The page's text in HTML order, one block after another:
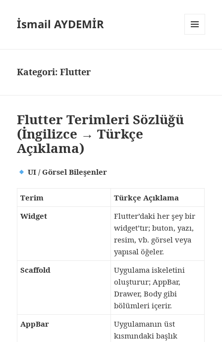
İsmail AYDEMİR
Kategori:Flutter
Flutter Terimleri Sözlüğü
(İngilizce → Türkçe
Açıklama)
UI / Görsel Bileşenler
Terim
Türkçe Açıklama
Widget
Flutter’daki her şey bir
widget’tır; buton, yazı,
resim, vb. görsel veya
yapısal öğeler.
Scaffold
Uygulama iskeletini
oluşturur; AppBar,
Drawer, Body gibi
bölümleri içerir.
AppBar
Uygulamanın üst
kısmındaki başlık